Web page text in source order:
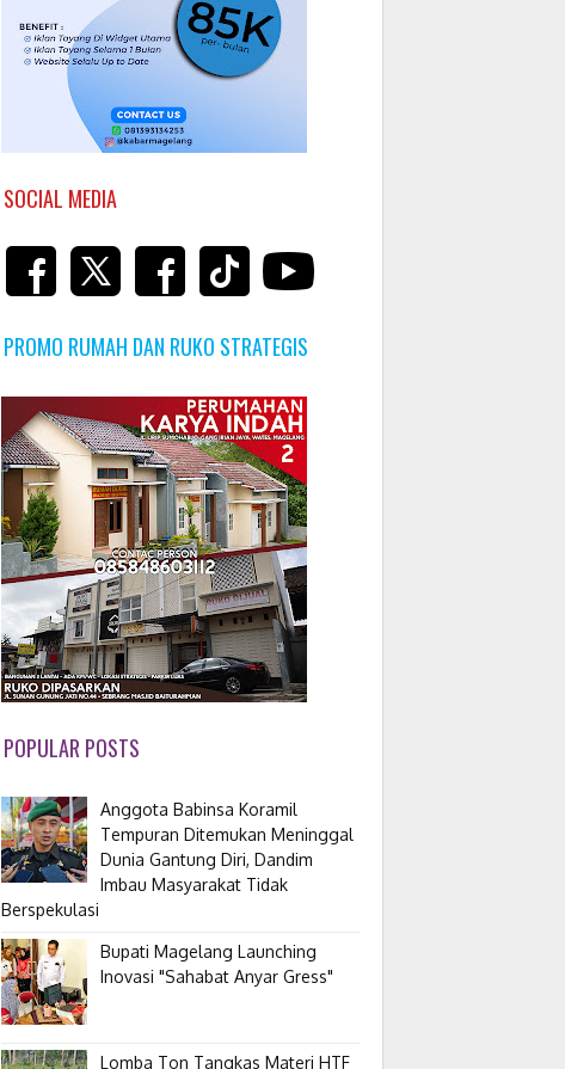
SOCIAL MEDIA
PROMO RUMAH DAN RUKO STRATEGIS
POPULAR POSTS
Anggota Babinsa Koramil
Tempuran Ditemukan Meninggal
Dunia Gantung Diri, Dandim
Imbau Masyarakat Tidak
Berspekulasi
Bupati Magelang Launching
Inovasi "Sahabat Anyar Gress"
Lomba Ton Tangkas Materi HTF